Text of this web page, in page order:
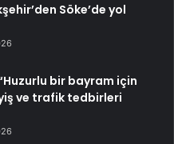
Söke’de yol
bir bayram için
ve trafik tedbirleri